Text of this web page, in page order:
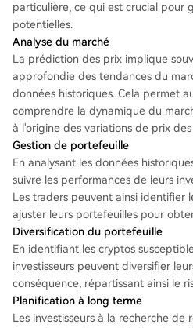
particulière, ce qui est crucial pour
potentielles.
Analyse du marché
La prédiction des prix implique
approfondie des tendances du
données historiques. Cela permet
comprendre la dynamique du
à l'origine des variations de prix
Gestion de portefeuille
En analysant les données
suivre les performances de leurs
Les traders peuvent ainsi identifier
ajuster leurs portefeuilles pour
Diversification du portefeuille
En identifiant les cryptos
investisseurs peuvent diversifier
conséquence, répartissant ainsi le
Planification à long terme
Les investisseurs à la recherche